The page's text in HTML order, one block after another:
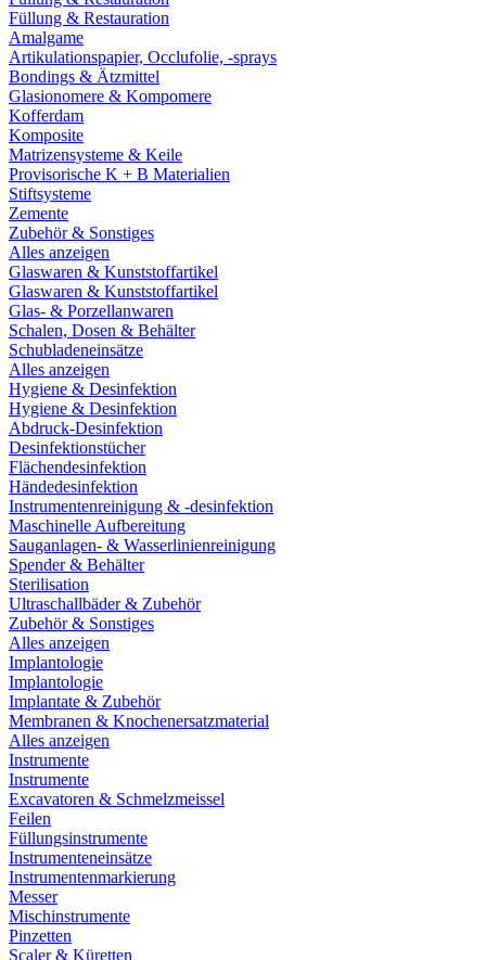
Füllung & Restauration
Amalgame
Artikulationspapier, Occlufolie, -sprays
Bondings & Ätzmittel
Glasionomere & Kompomere
Kofferdam
Komposite
Matrizensysteme & Keile
Provisorische K + B Materialien
Stiftsysteme
Zemente
Zubehör & Sonstiges
Alles anzeigen
Glaswaren & Kunststoffartikel
Glaswaren & Kunststoffartikel
Glas- & Porzellanwaren
Schalen, Dosen & Behälter
Schubladeneinsätze
Alles anzeigen
Hygiene & Desinfektion
Hygiene & Desinfektion
Abdruck-Desinfektion
Desinfektionstücher
Flächendesinfektion
Händedesinfektion
Instrumentenreinigung & -desinfektion
Maschinelle Aufbereitung
Sauganlagen- & Wasserlinienreinigung
Spender & Behälter
Sterilisation
Ultraschallbäder & Zubehör
Zubehör & Sonstiges
Alles anzeigen
Implantologie
Implantologie
Implantate & Zubehör
Membranen & Knochenersatzmaterial
Alles anzeigen
Instrumente
Instrumente
Excavatoren & Schmelzmeissel
Feilen
Füllungsinstrumente
Instrumenteneinsätze
Instrumentenmarkierung
Messer
Mischinstrumente
Pinzetten
Scaler & Küretten